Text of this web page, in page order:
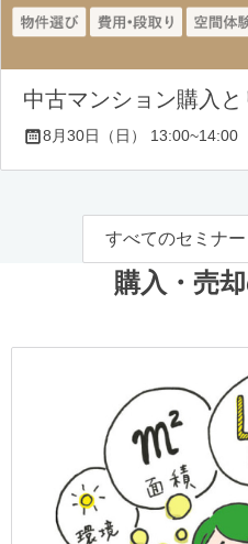
中古マンション購入
8月30日（日） 13:00~14:00
すべてのセミナ
購入・売